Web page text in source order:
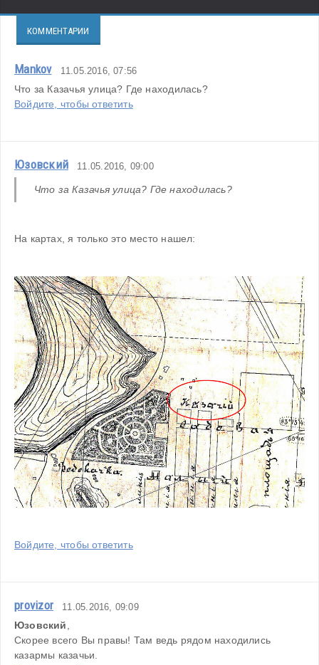
КОММЕНТАРИИ
Mankov 11.05.2016, 07:56
Что за Казачья улица? Где находилась?
Войдите, чтобы ответить
Юзовский 11.05.2016, 09:00
Что за Казачья улица? Где находилась?
На картах, я только это место нашел:
Войдите, чтобы ответить
provizor 11.05.2016, 09:09
Юзовский
Скорее всего Вы правы! Там ведь рядом находились
казармы казачьи.